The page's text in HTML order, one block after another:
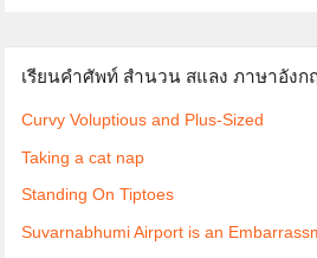
เรียนคำศัพท์ สำนวน สแลง ภาษาอังก
Curvy Voluptious and Plus-Sized
Taking a cat nap
Standing On Tiptoes
Suvarnabhumi Airport is an